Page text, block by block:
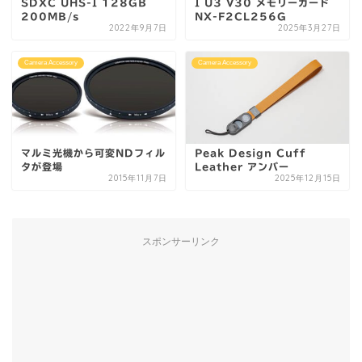
SDXC UHS-I 128GB
200MB/s
2022年9月7日
I U3 V30 メモリーカード
NX-F2CL256G
2025年3月27日
Camera Accessory
マルミ光機から可変NDフィル
タが登場
2015年11月7日
Camera Accessory
Peak Design Cuff
Leather アンバー
2025年12月15日
スポンサーリンク